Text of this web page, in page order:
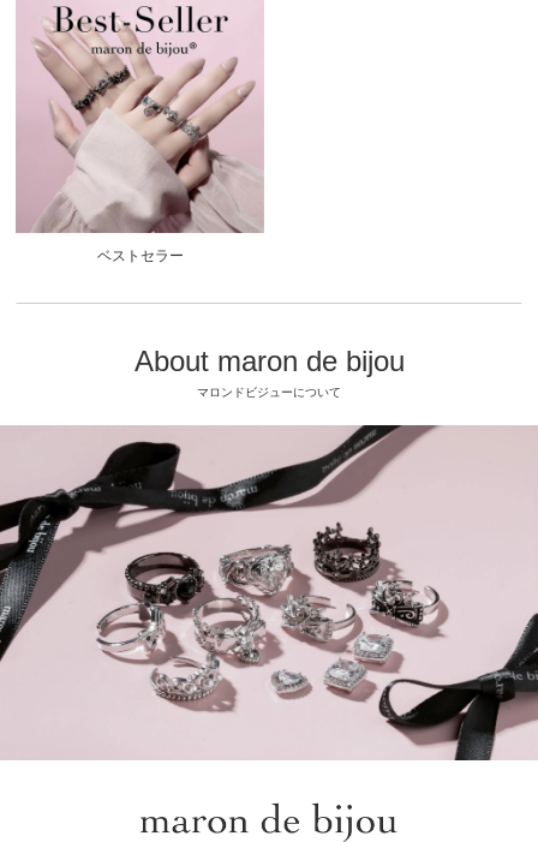
ベストセラー
About maron de bijou
マロンドビジューについて